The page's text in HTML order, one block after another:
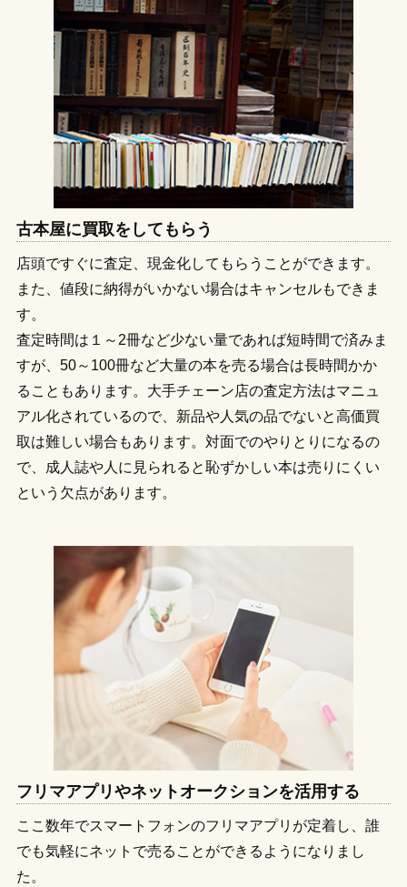
古本屋に買取をしてもらう
店頭ですぐに査定、現金化してもらうことができます。
また、値段に納得がいかない場合はキャンセルもできま
す。
査定時間は１～2冊など少ない量であれば短時間で済みま
すが、50～100冊など大量の本を売る場合は長時間かか
ることもあります。大手チェーン店の査定方法はマニュ
アル化されているので、新品や人気の品でないと高価買
取は難しい場合もあります。対面でのやりとりになるの
で、成人誌や人に見られると恥ずかしい本は売りにくい
という欠点があります。
フリマアプリやネットオークションを活用する
ここ数年でスマートフォンのフリマアプリが定着し、誰
でも気軽にネットで売ることができるようになりまし
た。